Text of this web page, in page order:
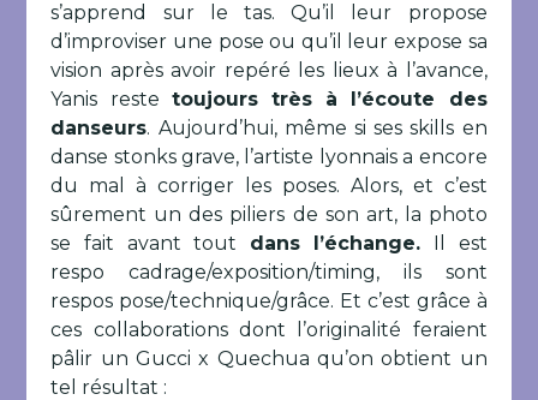
s’apprend sur le tas. Qu’il leur propose
d’improviser une pose ou qu’il leur expose sa
vision après avoir repéré les lieux à l’avance,
Yanis reste toujours très à l’écoute des
danseurs. Aujourd’hui, même si ses skills en
danse stonks grave, l’artiste lyonnais a encore
du mal à corriger les poses. Alors, et c’est
sûrement un des piliers de son art, la photo
se fait avant tout dans l’échange. Il est
respo cadrage/exposition/timing, ils sont
respos pose/technique/grâce. Et c’est grâce à
ces collaborations dont l’originalité feraient
pâlir un Gucci x Quechua qu’on obtient un
tel résultat :